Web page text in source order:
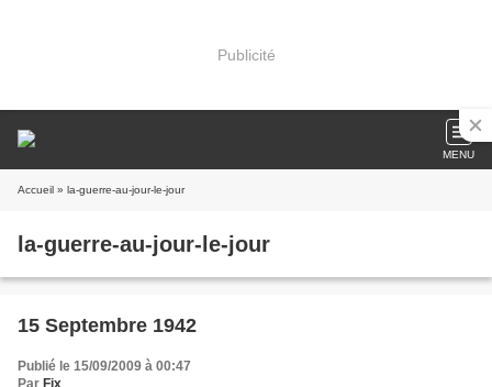
Publicité
MENU
Accueil » la-guerre-au-jour-le-jour
la-guerre-au-jour-le-jour
15 Septembre 1942
Publié le 15/09/2009 à 00:47
Par Fix